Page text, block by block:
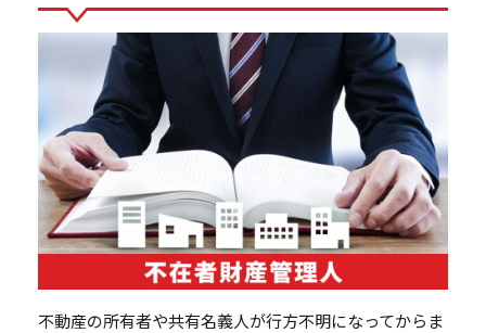
不動産の所有者や共有名義人が行方不明になってからま